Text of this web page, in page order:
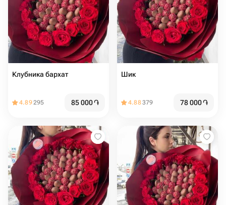
Клубника бархат
4.89295 85 000֏
Шик
4.88379 78 000֏